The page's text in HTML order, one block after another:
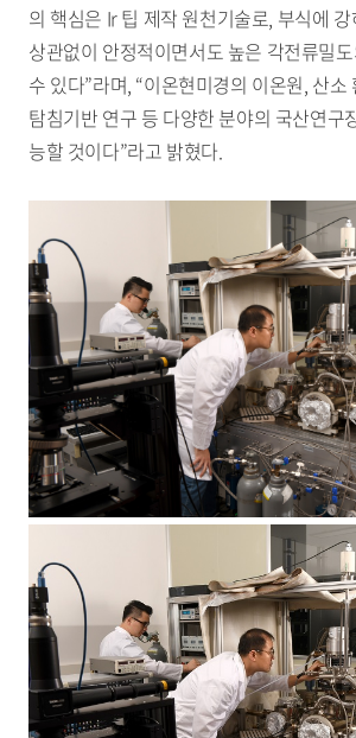
의 핵심은 Ir 팁 제작 원천기술로, 부식에
상관없이 안정적이면서도 높은 각전류밀
수 있다”라며, “이온현미경의 이온원, 산
탐침기반 연구 등 다양한 분야의 국산연구
능할 것이다”라고 밝혔다.